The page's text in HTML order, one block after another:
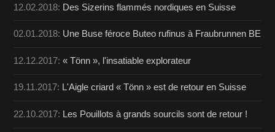
12.02.2018: Des Sizerins flammés nordiques en Suisse
02.01.2018: Une Buse féroce Buteo rufinus à Fraubrunnen BE
12.12.2017:« Tönn », l'insatiable explorateur
19.11.2017: L'Aigle criard « Tönn » est de retour en Suisse
22.10.2017: Les Pouillots à grands sourcils sont de retour !